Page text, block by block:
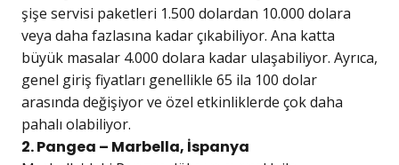
şişe servisi paketleri 1.500 dolardan 10.000 dolara
veya daha fazlasına kadar çıkabiliyor. Ana katta
büyük masalar 4.000 dolara kadar ulaşabiliyor. Ayrıca,
genel giriş fiyatları genellikle 65 ila 100 dolar
arasında değişiyor ve özel etkinliklerde çok daha
pahalı olabiliyor.
2. Pangea – Marbella, İspanya